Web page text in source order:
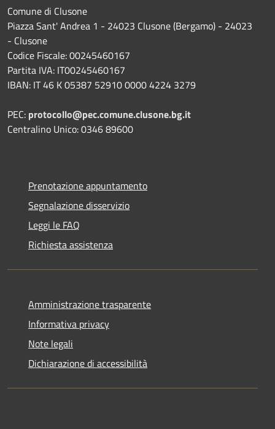
Comune di Clusone
Piazza Sant' Andrea 1 - 24023 Clusone (Bergamo) - 24023
- Clusone
Codice Fiscale: 00245460167
Partita IVA: IT00245460167
IBAN: IT 46 K 05387 52910 0000 4224 3279
PEC: protocollo@pec.comune.clusone.bg.it
Centralino Unico: 0346 89600
Prenotazione appuntamento
Segnalazione disservizio
Leggi le FAQ
Richiesta assistenza
Amministrazione trasparente
Informativa privacy
Note legali
Dichiarazione di accessibilità